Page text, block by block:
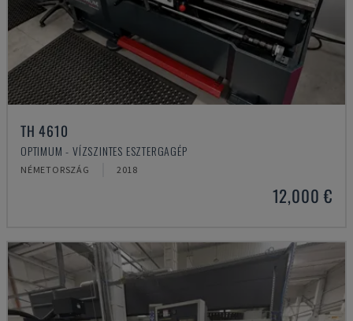
TH 4610
OPTIMUM - VÍZSZINTES ESZTERGAGÉP
NÉMETORSZÁG 2018
12,000 €